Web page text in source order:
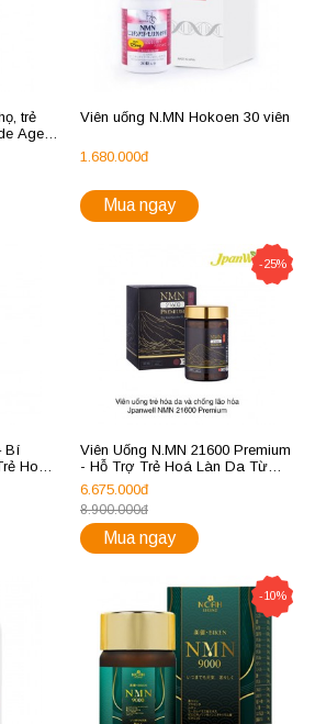
trẻ
Age
Viên uống N.MN Hokoen 30 viên
1.680.000đ
Mua ngay
Bí
Hoá
-25%
Viên Uống N.MN 21600 Premium
- Hỗ Trợ Trẻ Hoá Làn Da Từ
Nhật Bản
6.675.000đ
8.900.000đ
Mua ngay
-10%